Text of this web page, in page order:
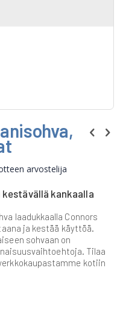
arvostelija
kankaalla
laadukkaalla Connors
ja kestää käyttöä.
sohvaan on
Tilaa
kotiin